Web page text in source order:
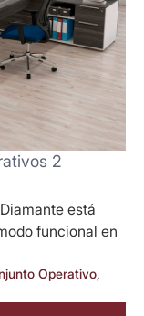
2
está
funcional en
Operativo,